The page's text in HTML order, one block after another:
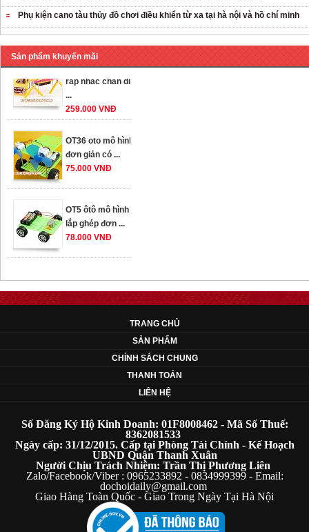
Phụ kiện cano tàu thủy đồ chơi điều khiển từ xa tại hà nội và hồ chí minh
Sản phẩm khuyến mãi
OT35 robot lắp
ráp nhấc chân di
259.000 VNĐ
OT36 oto mô hình
đơn giản có ...
75.000 VNĐ
OT5 ôtô mô hình
lắp ghép đơn ...
78.000 VNĐ
OT35 robot lắp
ráp nhấc chân di
OT36 oto mô hình
đơn giản có ...
75.000 VNĐ
OT5 ôtô mô hình
lắp ghép đơn ...
78.000 VNĐ
TRANG CHỦ
SẢN PHẨM
CHÍNH SÁCH CHUNG
THANH TOÁN
LIÊN HỆ
Số Đăng Ký Hộ Kinh Doanh: 01F8008462 - Mã Số Thuế:
8362081533
Ngày cấp: 31/12/2015. Cấp tại Phòng Tài Chính - Kế Hoạch
UBND Quận Thanh Xuân
Người Chịu Trách Nhiệm: Trần Thị Phương Liên
Zalo/Facebook/Viber : 0965233892 - 0834999399 - Email:
dochoidaily@gmail.com
Giao Hàng Toàn Quốc - Giao Trong Ngày Tại Hà Nội